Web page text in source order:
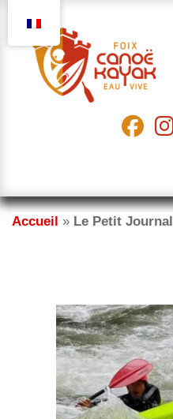
Accueil » Le Petit Journal